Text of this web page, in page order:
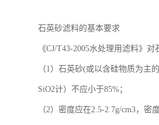
石英砂滤料的基本要求
《CJ/T43-2005水处理用滤料》
（1）石英砂(或以含硅物质为主
SiO2计）不应小于85%；
（2）密度应在2.5-2.7g/cm3，密